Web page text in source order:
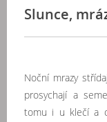
Slunce,
Noční mrazy
prosychají a
tomu i u klečí a